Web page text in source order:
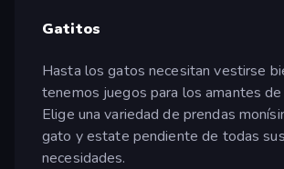
Gatitos
Hasta los gatos necesitan vestirse
tenemos juegos para los amantes
Elige una variedad de prendas
gato y estate pendiente de todas sus
necesidades.